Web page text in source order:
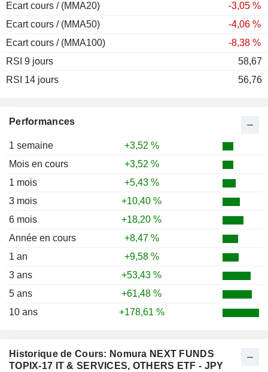
Performances
1 semaine
+3,52 %
Mois en cours
+3,52 %
1 mois
+5,43 %
3 mois
+10,40 %
6 mois
+18,20 %
Année en cours
+8,47 %
1 an
+9,58 %
3 ans
+53,43 %
5 ans
+61,48 %
10 ans
+178,61 %
Ecart cours / (MMA20)
-3,05 %
Ecart cours / (MMA50)
-4,06 %
Ecart cours / (MMA100)
-8,38 %
RSI 9 jours
58,67
RSI 14 jours
56,76
Historique de Cours: Nomura NEXT FUNDS
TOPIX-17 IT & SERVICES, OTHERS ETF - JPY